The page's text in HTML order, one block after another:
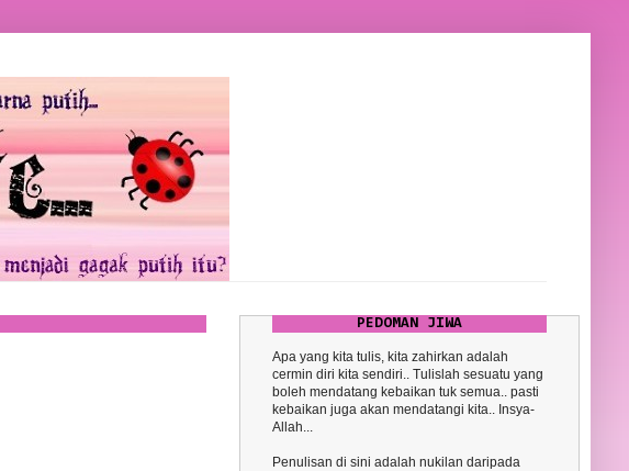
PEDOMAN JIWA
Apa yang kita tulis, kita zahirkan adalah
cermin diri kita sendiri.. Tulislah sesuatu yang
boleh mendatang kebaikan tuk semua.. pasti
kebaikan juga akan mendatangi kita.. Insya-
Allah...
Penulisan di sini adalah nukilan daripada